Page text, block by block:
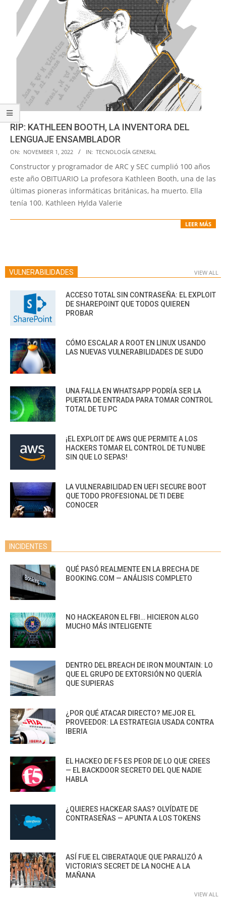
RIP: KATHLEEN BOOTH, LA INVENTORA DEL
LENGUAJE ENSAMBLADOR
2022-
11-
01
ON: NOVEMBER 1, 2022 IN: TECNOLOGÍA GENERAL
Constructor y programador de ARC y SEC cumplió 100 años
este año OBITUARIO La profesora Kathleen Booth, una de las
últimas pioneras informáticas británicas, ha muerto. Ella
tenía 100. Kathleen Hylda Valerie
LEER MÁS
VULNERABILIDADES VIEW ALL
ACCESO TOTAL SIN CONTRASEÑA: EL EXPLOIT
DE SHAREPOINT QUE TODOS QUIEREN
PROBAR
CÓMO ESCALAR A ROOT EN LINUX USANDO
LAS NUEVAS VULNERABILIDADES DE SUDO
UNA FALLA EN WHATSAPP PODRÍA SER LA
PUERTA DE ENTRADA PARA TOMAR CONTROL
TOTAL DE TU PC
¡EL EXPLOIT DE AWS QUE PERMITE A LOS
HACKERS TOMAR EL CONTROL DE TU NUBE
SIN QUE LO SEPAS!
LA VULNERABILIDAD EN UEFI SECURE BOOT
QUE TODO PROFESIONAL DE TI DEBE
CONOCER
INCIDENTES
QUÉ PASÓ REALMENTE EN LA BRECHA DE
BOOKING.COM — ANÁLISIS COMPLETO
NO HACKEARON EL FBI… HICIERON ALGO
MUCHO MÁS INTELIGENTE
DENTRO DEL BREACH DE IRON MOUNTAIN: LO
QUE EL GRUPO DE EXTORSIÓN NO QUERÍA
QUE SUPIERAS
¿POR QUÉ ATACAR DIRECTO? MEJOR EL
PROVEEDOR: LA ESTRATEGIA USADA CONTRA
IBERIA
EL HACKEO DE F5 ES PEOR DE LO QUE CREES
— EL BACKDOOR SECRETO DEL QUE NADIE
HABLA
¿QUIERES HACKEAR SAAS? OLVÍDATE DE
CONTRASEÑAS — APUNTA A LOS TOKENS
ASÍ FUE EL CIBERATAQUE QUE PARALIZÓ A
VICTORIA’S SECRET DE LA NOCHE A LA
MAÑANA
VIEW ALL